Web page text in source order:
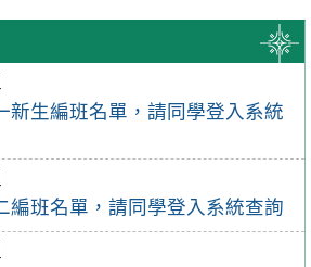
新生編班名單，請同學登入系統
編班名單，請同學登入系統查詢